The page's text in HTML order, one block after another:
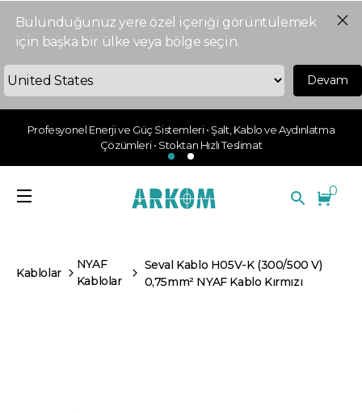
Bulunduğunuz yere özel içeriği görüntülemek
için başka bir ülke veya bölge seçin.
Devam
Profesyonel Enerji ve Güç Sistemleri • Şalt, Kablo ve Aydınlatma
Çözümleri • Stoktan Hızlı Teslimat
0
Kablolar
NYAF
Kablolar
Seval Kablo H05V-K (300/500 V)
0,75mm² NYAF Kablo Kırmızı